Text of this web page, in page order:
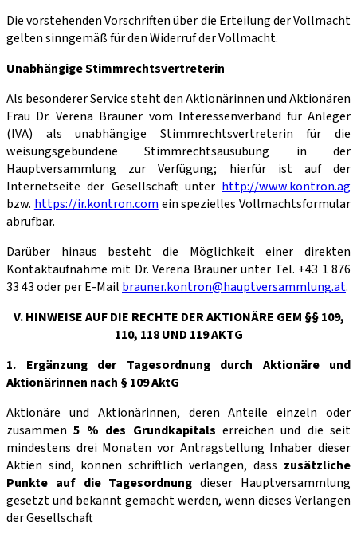
Die vorstehenden Vorschriften über die Erteilung der Vollmacht
gelten sinngemäß für den Widerruf der Vollmacht.
Unabhängige Stimmrechtsvertreterin
Als besonderer Service steht den Aktionärinnen und Aktionären
Frau Dr. Verena Brauner vom Interessenverband für Anleger
(IVA) als unabhängige Stimmrechtsvertreterin für die
weisungsgebundene Stimmrechtsausübung in der
Hauptversammlung zur Verfügung; hierfür ist auf der
Internetseite der Gesellschaft unter http://www.kontron.ag
bzw. https://ir.kontron.com ein spezielles Vollmachtsformular
abrufbar.
Darüber hinaus besteht die Möglichkeit einer direkten
Kontaktaufnahme mit Dr. Verena Brauner unter Tel. +43 1 876
33 43 oder per E-Mail brauner.kontron@hauptversammlung.at.
V. HINWEISE AUF DIE RECHTE DER AKTIONÄRE GEM §§ 109,
110, 118 UND 119 AKTG
1. Ergänzung der Tagesordnung durch Aktionäre und
Aktionärinnen nach § 109 AktG
Aktionäre und Aktionärinnen, deren Anteile einzeln oder
zusammen5 % des Grundkapitals erreichen und die seit
mindestens drei Monaten vor Antragstellung Inhaber dieser
Aktien sind, können schriftlich verlangen, dass zusätzliche
Punkte auf die Tagesordnung dieser Hauptversammlung
gesetzt und bekannt gemacht werden, wenn dieses Verlangen
der Gesellschaft